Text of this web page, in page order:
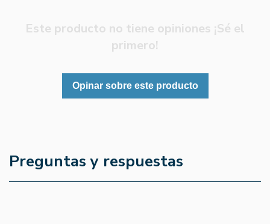
Este producto no tiene opiniones ¡Sé el
primero!
Opinar sobre este producto
Preguntas y respuestas